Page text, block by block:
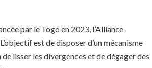
par le Togo en 2023, l’Alliance
est de disposer d’un mécanisme
lisser les divergences et de dégager des